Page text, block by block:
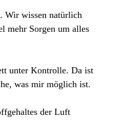
Wir wissen natürlich
mehr Sorgen um alles
unter Kontrolle. Da ist
was mir möglich ist.
der Luft